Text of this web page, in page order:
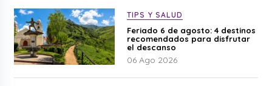
TIPS Y SALUD
Feriado 6 de agosto: 4 destinos
recomendados para disfrutar
el descanso
06 Ago 2026